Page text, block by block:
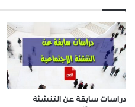
دراسات سابقة عن التنشئة